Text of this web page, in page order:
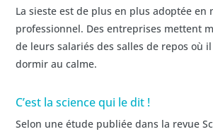
La sieste est de plus en plus adoptée en
professionnel. Des entreprises mettent
de leurs salariés des salles de repos où
dormir au calme.
C’est la science qui le dit !
Selon une étude publiée dans la revue